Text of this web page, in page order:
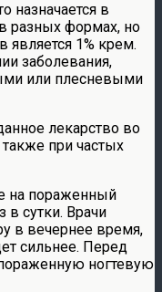
назначается в
разных формах, но
является 1% крем.
заболевания,
или плесневыми
лекарство во
при частых
на пораженный
в сутки. Врачи
в вечернее время,
сильнее. Перед
ногтевую